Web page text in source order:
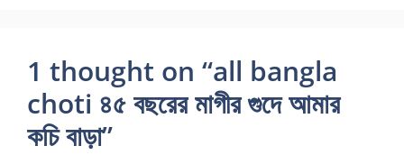
1 thought on “all bangla
choti ৪৫ বছরের মাগীর গুদে আমার
কচি বাড়া”